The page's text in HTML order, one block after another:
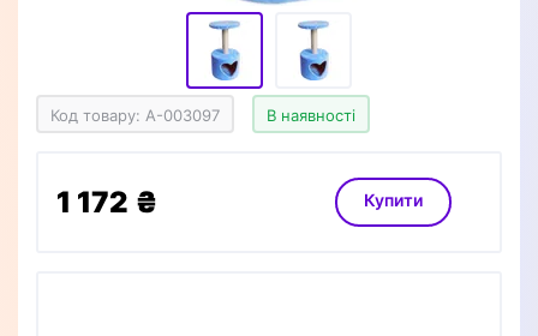
Код товару: A-003097 В наявності
1 172 ₴ Купити